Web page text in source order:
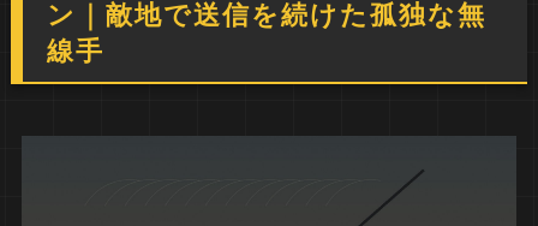
ン｜敵地で送信を続けた孤独な無
線手